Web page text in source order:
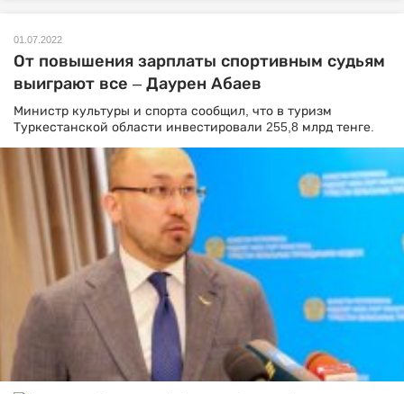
01.07.2022
От повышения зарплаты спортивным судьям
выиграют все – Даурен Абаев
Министр культуры и спорта сообщил, что в туризм
Туркестанской области инвестировали 255,8 млрд тенге.